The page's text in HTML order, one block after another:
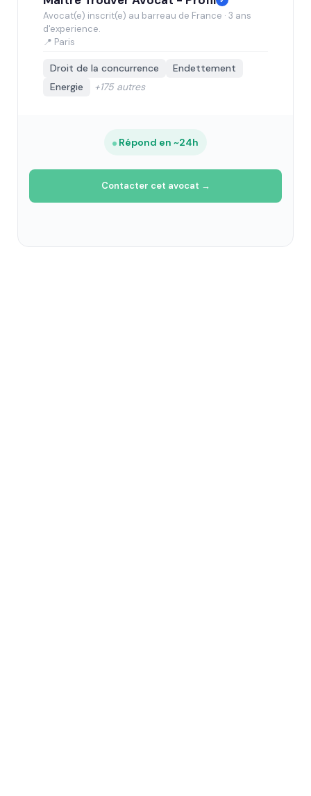
Avocat(e) inscrit(e) au barreau de France · 3 ans
d'experience.
📍 Paris
Droit de la concurrence
Endettement
Energie
+175 autres
Répond en ~24h
Contacter cet avocat →